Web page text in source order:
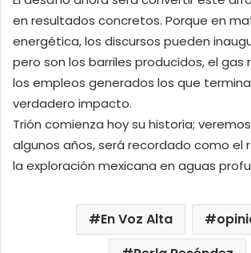
en resultados concretos. Porque en
energética, los discursos pueden
pero son los barriles producidos, el gas
los empleos generados los que
verdadero impacto.
Trión comienza hoy su historia;
algunos años, será recordado como el
la exploración mexicana en aguas
En Voz Alta